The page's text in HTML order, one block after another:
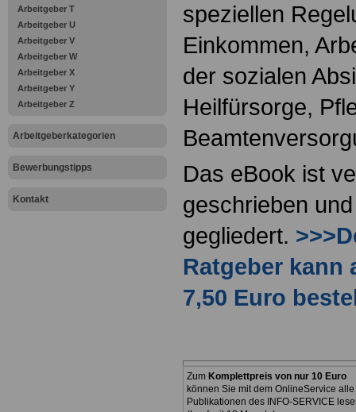
Arbeitgeber T
Arbeitgeber U
Arbeitgeber V
Arbeitgeber W
Arbeitgeber X
Arbeitgeber Y
Arbeitgeber Z
Arbeitgeberkategorien
Bewerbungstipps
Kontakt
speziellen
Einkommen,
der sozialen
Heilfürsorge,
Das eBook ist
geschrieben
gegliedert.
Ratgeber kann
7,50 Euro
Zum Komplettpreis von nur 10 Euro
können Sie mit dem OnlineService alle
Publikationen des INFO-SERVICE